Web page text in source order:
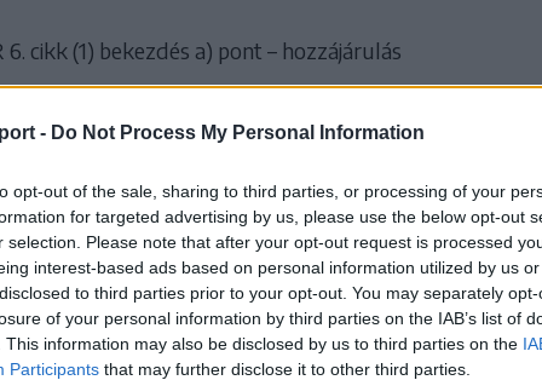
- Do Not Process My Personal Information
opt-out of the sale, sharing to third parties, or processing of your
for targeted advertising by us, please use the below opt-out
selection. Please note that after your opt-out request is processed
interest-based ads based on personal information utilized by us
to third parties prior to your opt-out. You may separately
of your personal information by third parties on the IAB’s list of
This information may also be disclosed by us to third parties on the
Participants that may further disclose it to other third parties.
6. cikk (1) bekezdés a) pont – hozzájárulás
Funkció Lejárat
Sötét mód rögzítése 30 nap
Betűméret rögzítése 30 nap
Médiatér App smartbanner rögzítése 7 nap